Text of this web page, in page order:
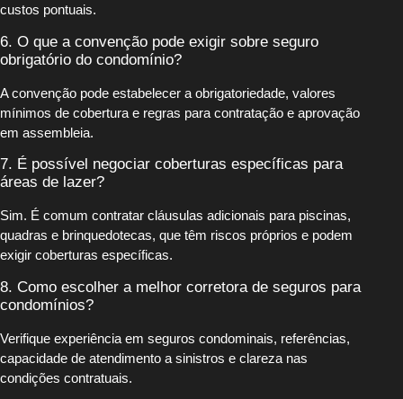
custos pontuais.
6. O que a convenção pode exigir sobre seguro
obrigatório do condomínio?
A convenção pode estabelecer a obrigatoriedade, valores
mínimos de cobertura e regras para contratação e aprovação
em assembleia.
7. É possível negociar coberturas específicas para
áreas de lazer?
Sim. É comum contratar cláusulas adicionais para piscinas,
quadras e brinquedotecas, que têm riscos próprios e podem
exigir coberturas específicas.
8. Como escolher a melhor corretora de seguros para
condomínios?
Verifique experiência em seguros condominais, referências,
capacidade de atendimento a sinistros e clareza nas
condições contratuais.